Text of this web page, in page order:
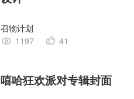
召物计划
1197
41
嘻哈狂欢派对专辑封面